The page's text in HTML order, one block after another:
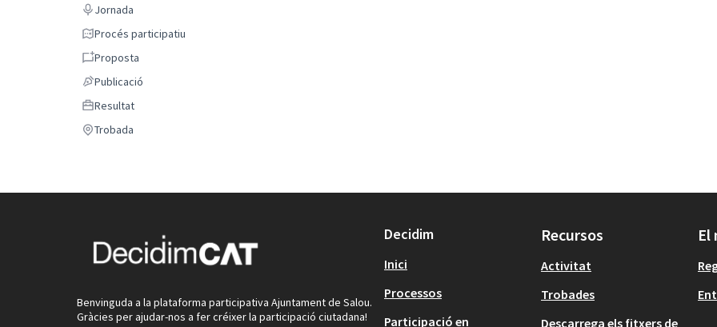
Jornada
Jornada
Procés participatiu
Procés participatiu
Proposta
Proposta
Publicació
Publicació
Resultat
Resultat
Trobada
Trobada
Benvinguda a la plataforma participativa Ajuntament de Salou.
Gràcies per ajudar-nos a fer créixer la participació ciutadana!
Decidim
Inici
Processos
Participació en
Recursos
Activitat
Trobades
Descarrega els fitxers de
El